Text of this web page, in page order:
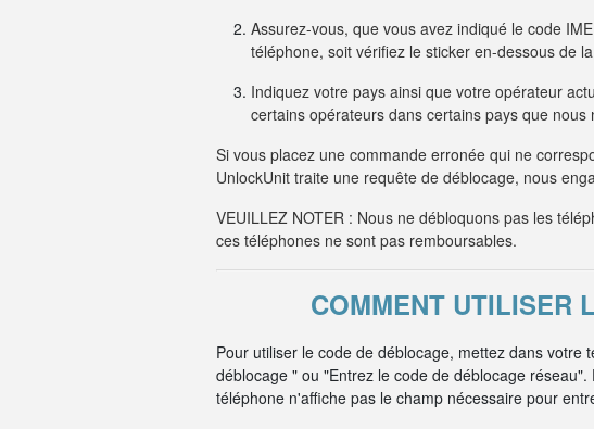
Assurez-vous, que vous avez indiqué le code
téléphone, soit vérifiez le sticker en-dessous de
Indiquez votre pays ainsi que votre opérateur
certains opérateurs dans certains pays que
Si vous placez une commande erronée qui ne
UnlockUnit traite une requête de déblocage, nous
VEUILLEZ NOTER : Nous ne débloquons pas les
ces téléphones ne sont pas remboursables.
COMMENT UTILISER
Pour utiliser le code de déblocage, mettez dans
déblocage " ou "Entrez le code de déblocage
téléphone n'affiche pas le champ nécessaire pour